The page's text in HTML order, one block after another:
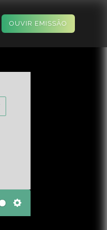
OUVIR EMISSÃO
Settings